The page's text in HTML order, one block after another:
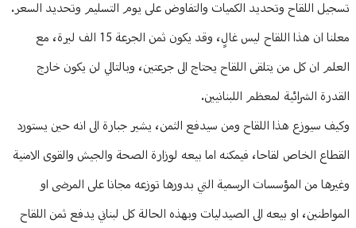
تسجيل اللقاح وتحديد الكميات والتفاوض على يوم التسليم وتحديد السعر.
معلنا ان هذا اللقاح ليس غالٍ، وقد يكون ثمن الجرعة 15 الف ليرة، مع
العلم ان كل من يتلقى اللقاح يحتاج الى جرعتين، وبالتالي لن يكون خارج
القدرة الشرائية لمعظم اللبنانيين.
وكيف سيوزع هذا اللقاح ومن سيدفع الثمن، يشير جبارة الى انه حين يستورد
القطاع الخاص لقاحا، فيمكنه اما بيعه لوزارة الصحة والجيش والقوى الامنية
وغيرها من المؤسسات الرسمية التي بدورها توزعه مجانا على المرضى او
المواطنين، او بيعه الى الصيدليات وبهذه الحالة كل لبناني يدفع ثمن اللقاح